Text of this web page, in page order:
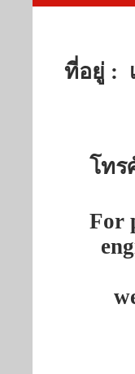
ที่อยู่ :
โทร
For